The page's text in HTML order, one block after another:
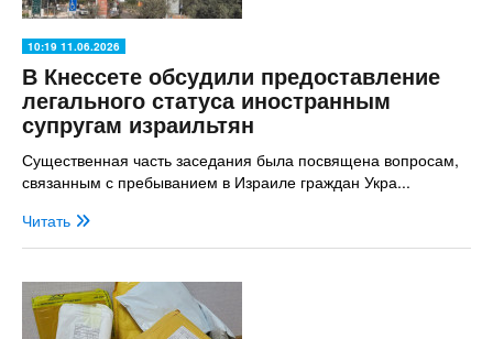
10:19 11.06.2026
В Кнессете обсудили предоставление
легального статуса иностранным
супругам израильтян
Существенная часть заседания была посвящена вопросам,
связанным с пребыванием в Израиле граждан Укра...
Читать